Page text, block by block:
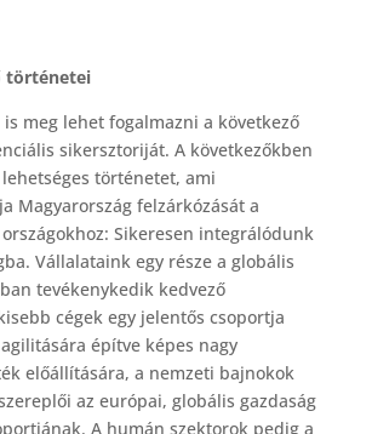
történetei
meg lehet fogalmazni a következő
sikersztoriját. A következőkben
történetet, ami
Magyarország felzárkózását a
Sikeresen integrálódunk
Vállalataink egy része a globális
tevékenykedik kedvező
cégek egy jelentős csoportja
építve képes nagy
előállítására, a nemzeti bajnokok
az európai, globális gazdaság
A humán szektorok pedig a